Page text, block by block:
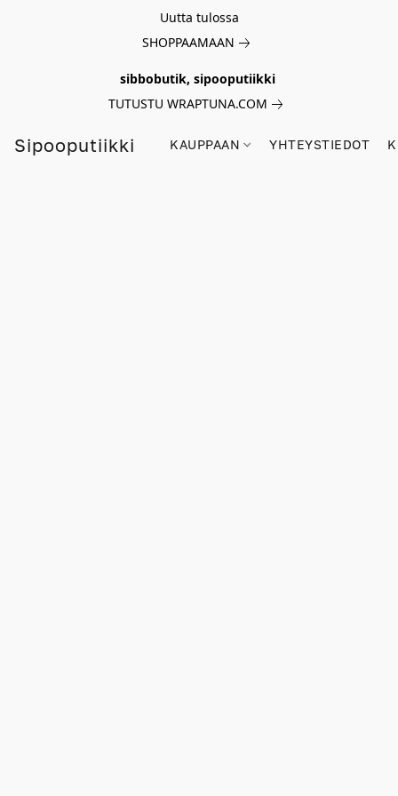
Uutta tulossa
SHOPPAAMAAN
sibbobutik, sipooputiikki
TUTUSTU WRAPTUNA.COM
Sipooputiikki KAUPPAAN YHTEYSTIEDOT